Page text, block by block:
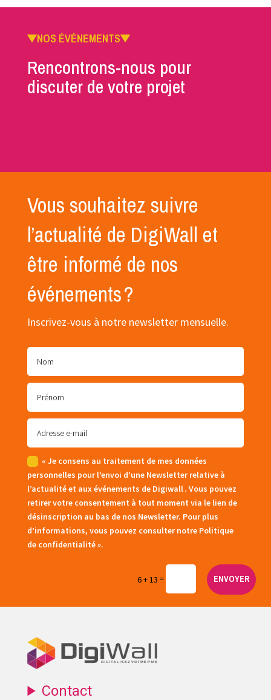
NOS ÉVÉNEMENTS
Rencontrons-nous pour
discuter de votre projet
Vous souhaitez suivre
l’actualité de DigiWall et
être informé de nos
événements ?
Inscrivez-vous à notre newsletter mensuelle.
« Je consens au traitement de mes données
personnelles pour l’envoi d’une Newsletter relative à
l’actualité et aux événements de Digiwall . Vous pouvez
retirer votre consentement à tout moment via le lien de
désinscription au bas de nos Newsletter. Pour plus
d’informations, vous pouvez consulter notre Politique
de confidentialité ».
6 + 13 = ENVOYER
Contact